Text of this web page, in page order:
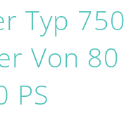
Typ 750
Von 80
PS